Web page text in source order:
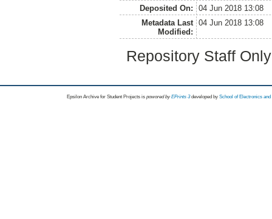
Deposited On:
04 Jun 2018 13:08
Metadata Last
Modified:
04 Jun 2018 13:08
Repository Staff
Epsilon Archive for Student Projects is powored byEPrints 3 developed by School of Electronics